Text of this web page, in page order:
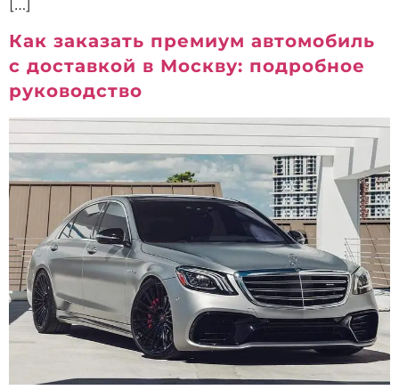
[…]
Как заказать премиум автомобиль
с доставкой в Москву: подробное
руководство